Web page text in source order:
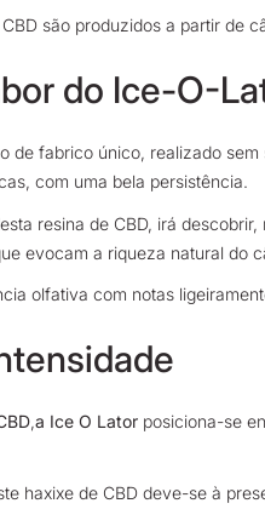
são produzidos a partir de
do Ice-O-
de fabrico único, realizado
com uma bela persistência.
resina de CBD, irá
evocam a riqueza natural do
olfativa com notas
,a Ice O Lator posiciona-se
haxixe de CBD deve-se à